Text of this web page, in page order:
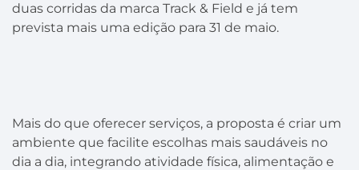
duas corridas da marca Track & Field e já tem
prevista mais uma edição para 31 de maio.
Mais do que oferecer serviços, a proposta é criar um
ambiente que facilite escolhas mais saudáveis no
dia a dia, integrando atividade física, alimentação e